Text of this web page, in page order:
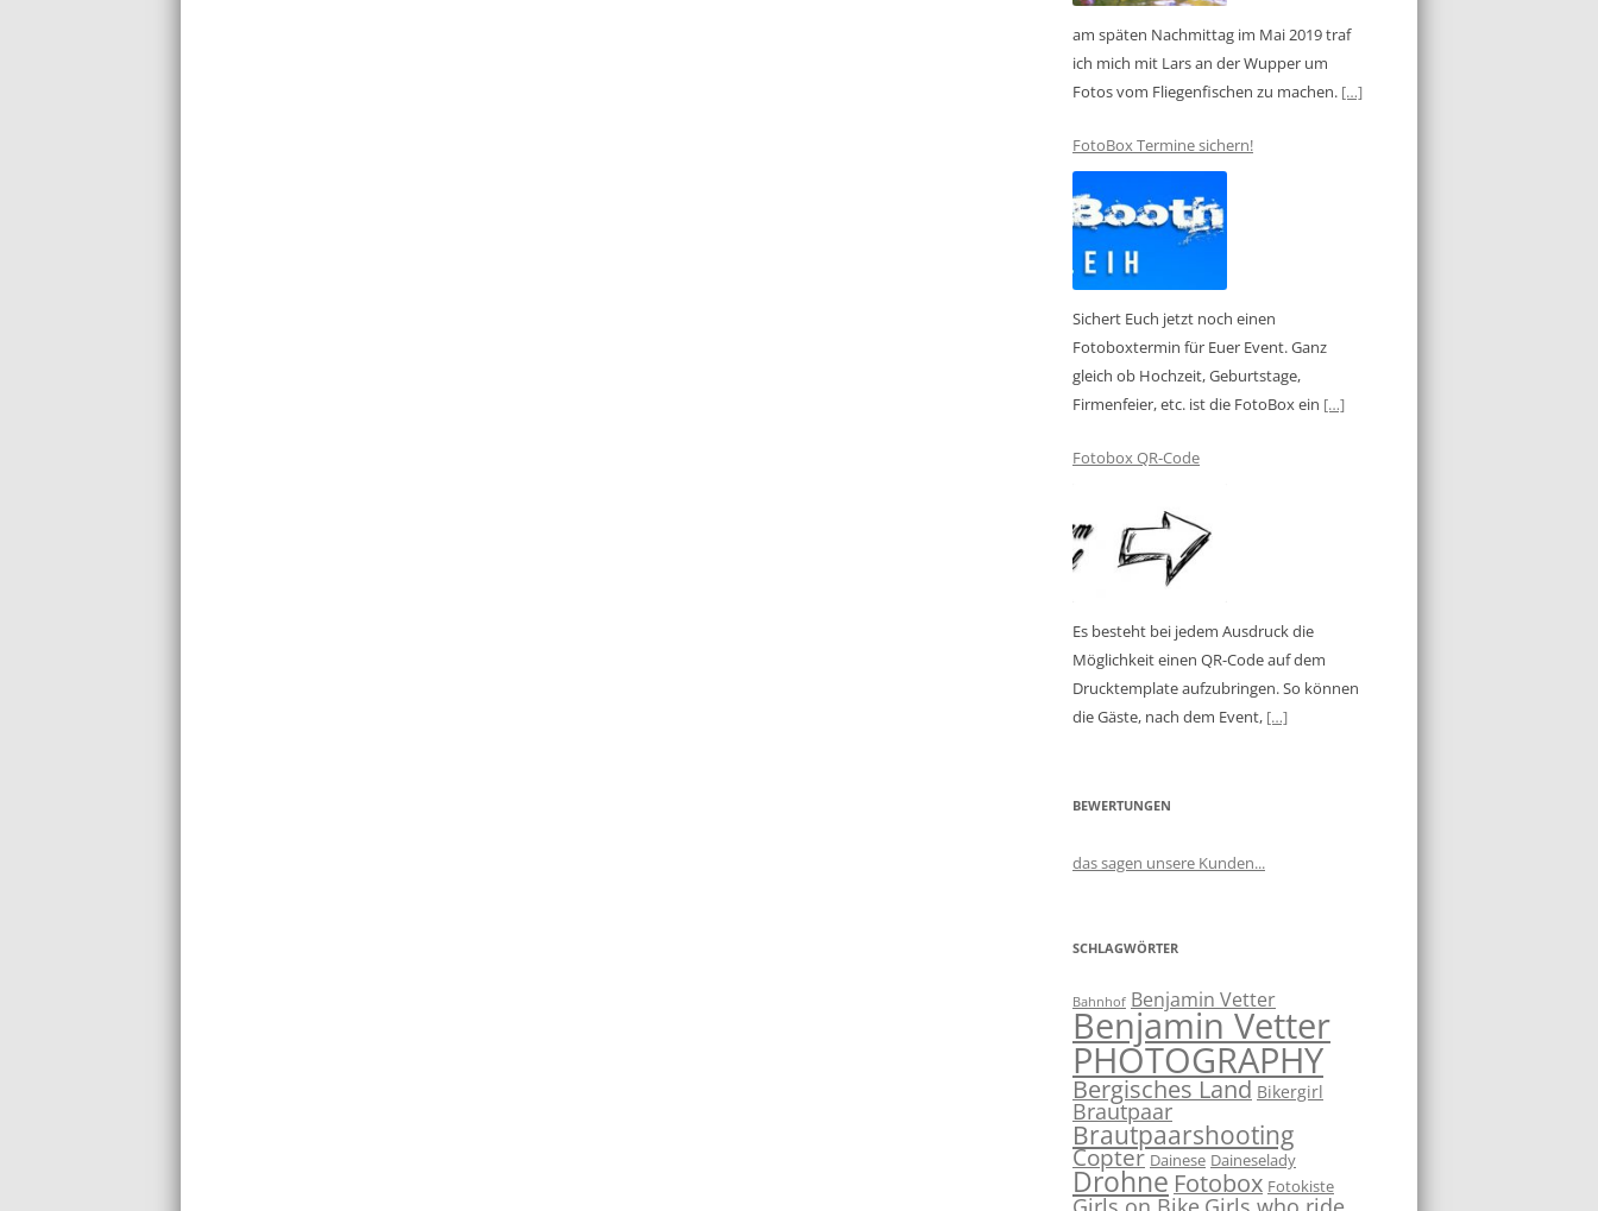
am späten Nachmittag im Mai 2019 traf
ich mich mit Lars an der Wupper um
Fotos vom Fliegenfischen zu machen. […]
FotoBox Termine sichern!
Sichert Euch jetzt noch einen
Fotoboxtermin für Euer Event. Ganz
gleich ob Hochzeit, Geburtstage,
Firmenfeier, etc. ist die FotoBox ein […]
Fotobox QR-Code
Es besteht bei jedem Ausdruck die
Möglichkeit einen QR-Code auf dem
Drucktemplate aufzubringen. So können
die Gäste, nach dem Event, […]
BEWERTUNGEN
das sagen unsere Kunden...
SCHLAGWÖRTER
Bahnhof Benjamin Vetter
Benjamin Vetter
PHOTOGRAPHY
Bergisches Land Bikergirl
Brautpaar
Brautpaarshooting
Copter Dainese Daineselady
Drohne Fotobox Fotokiste